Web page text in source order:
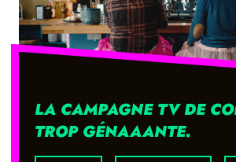
LA CAMPAGNE TV DE
TROP GÉNAAANTE.